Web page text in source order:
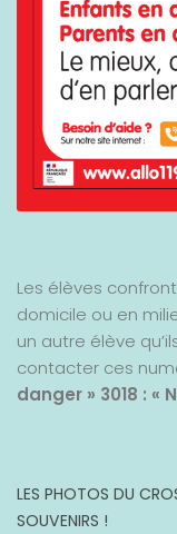
Les élèves
domicile ou en
un autre élève
contacter ces
danger » 3018 : «
LES PHOTOS DU
SOUVENIRS !